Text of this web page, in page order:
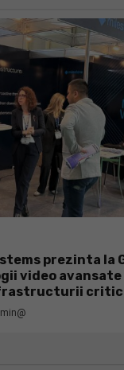
prezinta la
video